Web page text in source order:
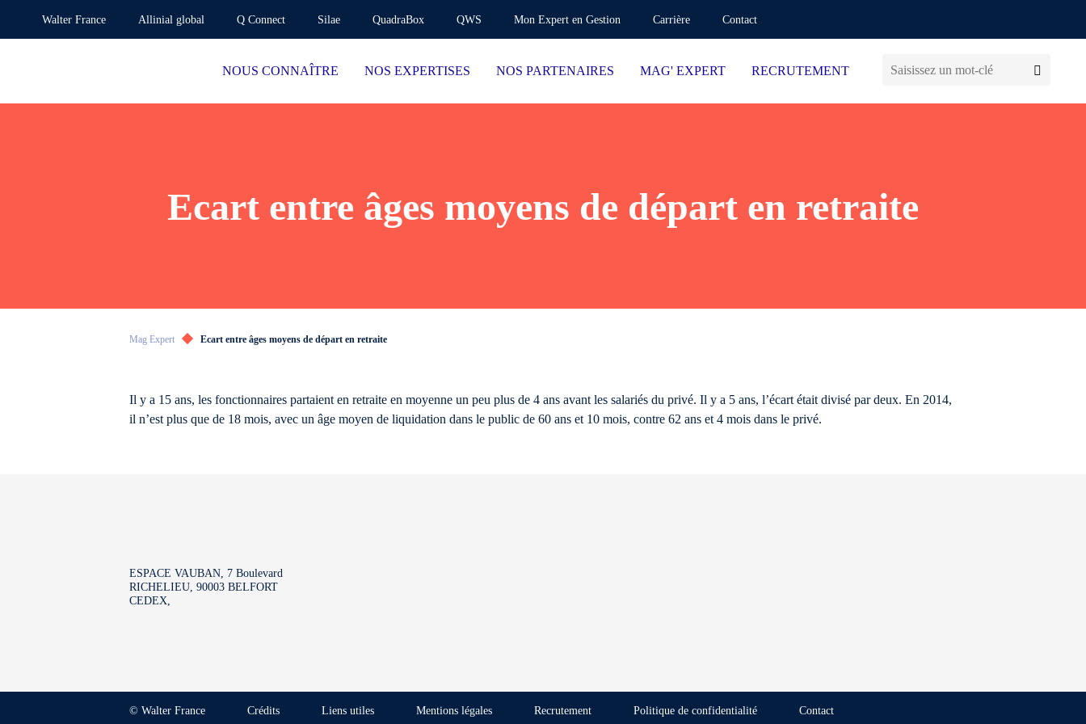
Walter France Allinial global Q Connect Silae QuadraBox QWS Mon Expert en Gestion Carrière Contact
NOUS CONNAÎTRE NOS EXPERTISES NOS PARTENAIRES MAG' EXPERT RECRUTEMENT
Ecart entre âges moyens de départ en retraite
Mag Expert Ecart entre âges moyens de départ en retraite
Il y a 15 ans, les fonctionnaires partaient en retraite en moyenne un peu plus de 4 ans avant les salariés du privé. Il y a 5 ans, l’écart était divisé par deux. En 2014,
il n’est plus que de 18 mois, avec un âge moyen de liquidation dans le public de 60 ans et 10 mois, contre 62 ans et 4 mois dans le privé.
ESPACE VAUBAN, 7 Boulevard
RICHELIEU, 90003 BELFORT
CEDEX,
© Walter France Crédits Liens utiles Mentions légales Recrutement Politique de confidentialité Contact